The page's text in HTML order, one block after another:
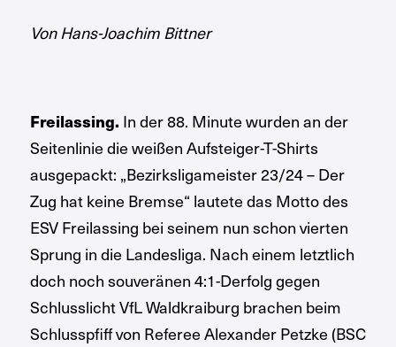
Von Hans-Joachim Bittner
Freilassing. In der 88. Minute wurden an der
Seitenlinie die weißen Aufsteiger-T-Shirts
ausgepackt: „Bezirksligameister 23/24 – Der
Zug hat keine Bremse“ lautete das Motto des
ESV Freilassing bei seinem nun schon vierten
Sprung in die Landesliga. Nach einem letztlich
doch noch souveränen 4:1-Derfolg gegen
Schlusslicht VfL Waldkraiburg brachen beim
Schlusspfiff von Referee Alexander Petzke (BSC